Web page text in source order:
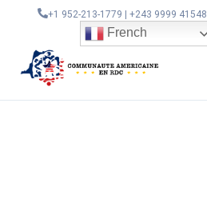
+1 952-213-1779 | +243 9999 41548
French